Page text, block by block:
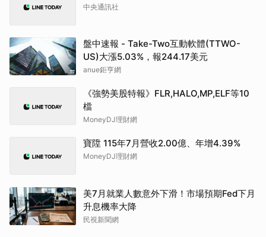
中央通訊社
盤中速報 - Take-Two互動軟體(TTWO-
US)大漲5.03%，報244.17美元
anue鉅亨網
《強勢美股特報》FLR,HALO,MP,ELF等10
檔
MoneyDJ理財網
寶陞 115年7月營收2.00億、年增4.39%
MoneyDJ理財網
美7月就業人數意外下滑！市場預期Fed下月
升息機率大降
民視新聞網